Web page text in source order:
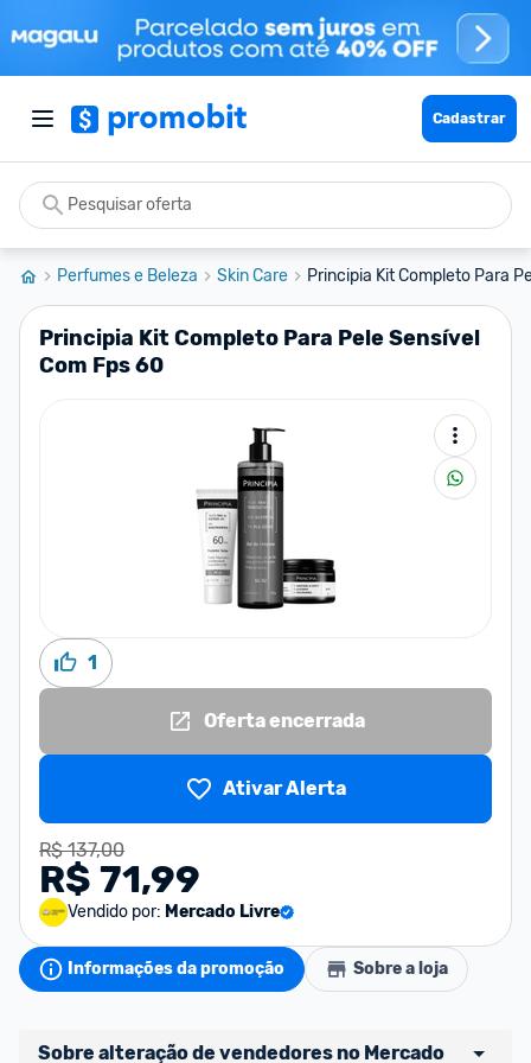
Cadastrar
Perfumes e Beleza Skin Care Principia Kit Completo Para
Principia Kit Completo Para Pele Sensível
Com Fps 60
1
Oferta encerrada
Ativar Alerta
R$ 137,00
R$ 71,99
Vendido por: Mercado Livre
Informações da promoção Sobre a loja
Sobre alteração de vendedores no Mercado